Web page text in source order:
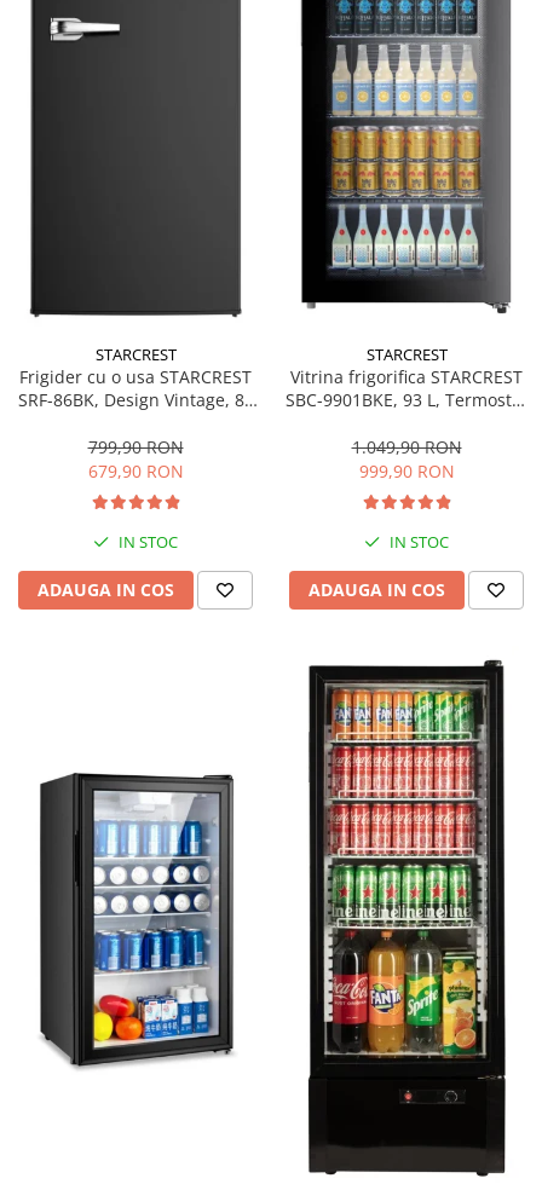
Uscatoare de par
STARCREST
Frigider cu o usa STARCREST
SRF-86BK, Design Vintage, 85
interioara, H 84 cm, Negru
799,90 RON
679,90 RON
IN STOC
ADAUGA IN COS
STARCREST
Vitrina frigorifica STARCREST
SBC-9901BKE, 93 L, Termostat
sticla, H 84.5 cm, Negru
1.049,90 RON
999,90 RON
IN STOC
ADAUGA IN COS